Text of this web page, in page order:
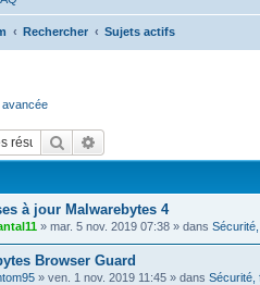
Rechercher Sujets actifs
avancée
Rechercher
à jour Malwarebytes 4
» mar. 5 nov. 2019 07:38 » dans
Browser Guard
» ven. 1 nov. 2019 11:45 » dans Sécurité,